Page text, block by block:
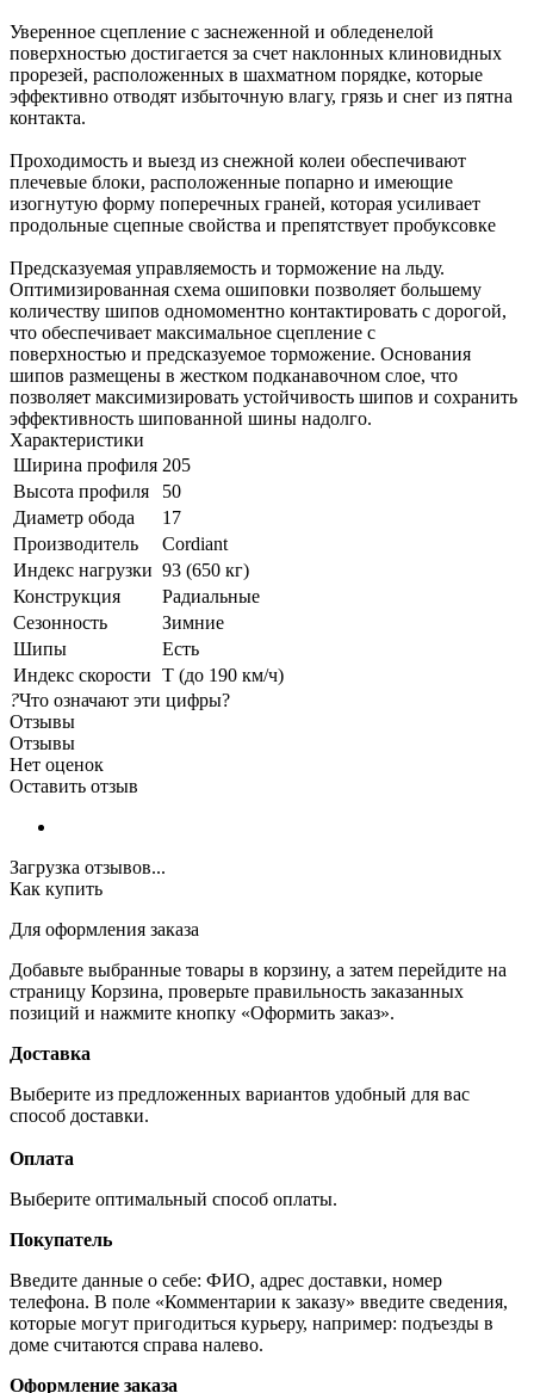
Уверенное сцепление с заснеженной и обледенелой
поверхностью достигается за счет наклонных клиновидных
прорезей, расположенных в шахматном порядке, которые
эффективно отводят избыточную влагу, грязь и снег из пятна
контакта.
Проходимость и выезд из снежной колеи обеспечивают
плечевые блоки, расположенные попарно и имеющие
изогнутую форму поперечных граней, которая усиливает
продольные сцепные свойства и препятствует пробуксовке
Предсказуемая управляемость и торможение на льду.
Оптимизированная схема ошиповки позволяет большему
количеству шипов одномоментно контактировать с дорогой,
что обеспечивает максимальное сцепление с
поверхностью и предсказуемое торможение. Основания
шипов размещены в жестком подканавочном слое, что
позволяет максимизировать устойчивость шипов и сохранить
эффективность шипованной шины надолго.
Характеристики
Ширина профиля 205
Высота профиля
50
Диаметр обода
17
Производитель
Cordiant
Индекс нагрузки 93 (650 кг)
Конструкция
Радиальные
Сезонность
Зимние
Шипы
Есть
Индекс скорости T (до 190 км/ч)
?Что означают эти цифры?
Отзывы
Отзывы
Нет оценок
Оставить отзыв
Загрузка отзывов...
Как купить
Для оформления заказа
Добавьте выбранные товары в корзину, а затем перейдите на
страницу Корзина, проверьте правильность заказанных
позиций и нажмите кнопку «Оформить заказ».
Доставка
Выберите из предложенных вариантов удобный для вас
способ доставки.
Оплата
Выберите оптимальный способ оплаты.
Покупатель
Введите данные о себе: ФИО, адрес доставки, номер
телефона. В поле «Комментарии к заказу» введите сведения,
которые могут пригодиться курьеру, например: подъезды в
доме считаются справа налево.
Оформление заказа